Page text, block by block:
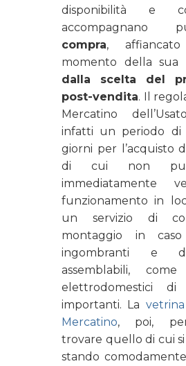
disponibilità e
compra,
momento della sua
dalla scelta del
post-vendita. Il
Mercatino
infatti un periodo di
giorni per l’acquisto
di cui non
immediatamente
funzionamento in
un servizio di
montaggio in
ingombranti e
assemblabili,
elettrodomestici di
importanti. La
Mercatino, poi,
trovare quello di cui
stando